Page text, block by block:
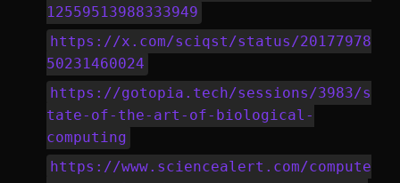
12559513988333949
https://x.com/sciqst/status/20177978
50231460024
https://gotopia.tech/sessions/3983/s
tate-of-the-art-of-biological-
computing
https://www.sciencealert.com/compute